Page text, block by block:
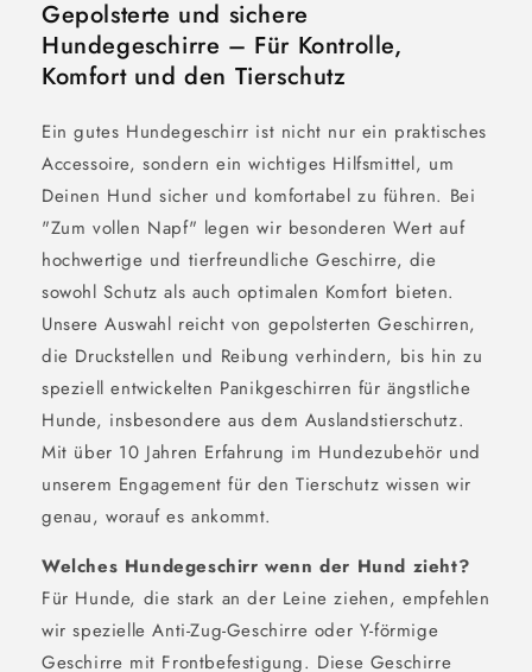
Gepolsterte und sichere
Hundegeschirre – Für Kontrolle,
Komfort und den Tierschutz
Ein gutes Hundegeschirr ist nicht nur ein praktisches
Accessoire, sondern ein wichtiges Hilfsmittel, um
Deinen Hund sicher und komfortabel zu führen. Bei
"Zum vollen Napf" legen wir besonderen Wert auf
hochwertige und tierfreundliche Geschirre, die
sowohl Schutz als auch optimalen Komfort bieten.
Unsere Auswahl reicht von gepolsterten Geschirren,
die Druckstellen und Reibung verhindern, bis hin zu
speziell entwickelten Panikgeschirren für ängstliche
Hunde, insbesondere aus dem Auslandstierschutz.
Mit über 10 Jahren Erfahrung im Hundezubehör und
unserem Engagement für den Tierschutz wissen wir
genau, worauf es ankommt.
Welches Hundegeschirr wenn der Hund zieht?
Für Hunde, die stark an der Leine ziehen, empfehlen
wir spezielle Anti-Zug-Geschirre oder Y-förmige
Geschirre mit Frontbefestigung. Diese Geschirre